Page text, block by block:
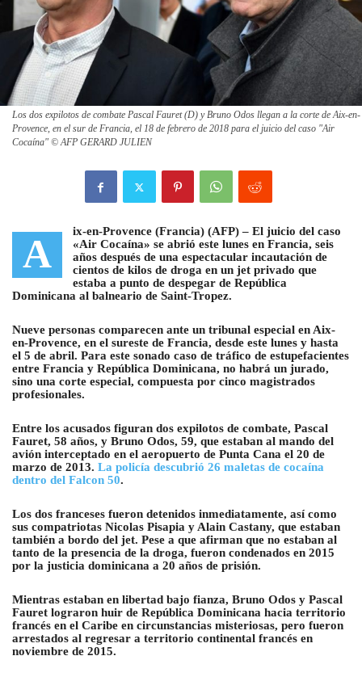
Los dos expilotos de combate Pascal Fauret (D) y Bruno Odos llegan a la corte de Aix-en-
Provence, en el sur de Francia, el 18 de febrero de 2018 para el juicio del caso "Air
Cocaína" © AFP GERARD JULIEN
A ix-en-Provence (Francia) (AFP) – El juicio del caso
«Air Cocaína» se abrió este lunes en Francia, seis
años después de una espectacular incautación de
cientos de kilos de droga en un jet privado que
estaba a punto de despegar de República
Dominicana al balneario de Saint-Tropez.
Nueve personas comparecen ante un tribunal especial en Aix-
en-Provence, en el sureste de Francia, desde este lunes y hasta
el 5 de abril. Para este sonado caso de tráfico de estupefacientes
entre Francia y República Dominicana, no habrá un jurado,
sino una corte especial, compuesta por cinco magistrados
profesionales.
Entre los acusados figuran dos expilotos de combate, Pascal
Fauret, 58 años, y Bruno Odos, 59, que estaban al mando del
avión interceptado en el aeropuerto de Punta Cana el 20 de
marzo de 2013. La policía descubrió 26 maletas de cocaína
dentro del Falcon 50.
Los dos franceses fueron detenidos inmediatamente, así como
sus compatriotas Nicolas Pisapia y Alain Castany, que estaban
también a bordo del jet. Pese a que afirman que no estaban al
tanto de la presencia de la droga, fueron condenados en 2015
por la justicia dominicana a 20 años de prisión.
Mientras estaban en libertad bajo fianza, Bruno Odos y Pascal
Fauret lograron huir de República Dominicana hacia territorio
francés en el Caribe en circunstancias misteriosas, pero fueron
arrestados al regresar a territorio continental francés en
noviembre de 2015.